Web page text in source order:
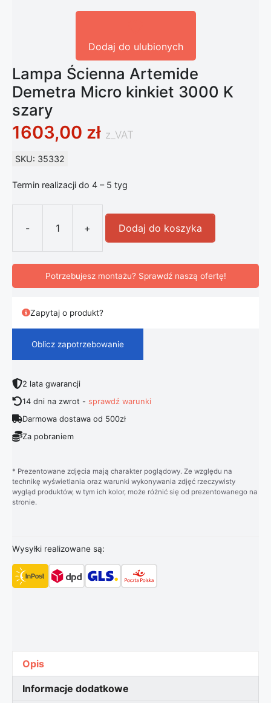
Dodaj do ulubionych
Lampa Ścienna Artemide
Demetra Micro kinkiet 3000 K
szary
1603,00 zł z_VAT
SKU: 35332
Termin realizacji do 4 – 5 tyg
-
ilość Lampa Ścienna Artemide
+ Dodaj do koszyka
Potrzebujesz montażu? Sprawdź naszą ofertę!
Zapytaj o produkt?
Oblicz zapotrzebowanie
2 lata gwarancji
14 dni na zwrot -sprawdź warunki
Darmowa dostawa od 500zł
Za pobraniem
* Prezentowane zdjęcia mają charakter poglądowy. Ze względu na
technikę wyświetlania oraz warunki wykonywania zdjęć rzeczywisty
wygląd produktów, w tym ich kolor, może różnić się od prezentowanego na
stronie.
Wysyłki realizowane są:
Opis
Informacje dodatkowe